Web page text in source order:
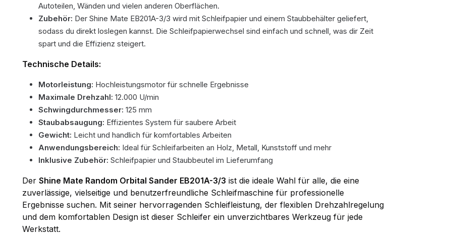
Autoteilen, Wänden und vielen anderen Oberflächen.
Zubehör: Der Shine Mate EB201A-3/3 wird mit Schleifpapier und einem Staubbehälter geliefert,
sodass du direkt loslegen kannst. Die Schleifpapierwechsel sind einfach und schnell, was dir Zeit
spart und die Effizienz steigert.
Technische Details:
Motorleistung: Hochleistungsmotor für schnelle Ergebnisse
Maximale Drehzahl: 12.000 U/min
Schwingdurchmesser: 125 mm
Staubabsaugung: Effizientes System für saubere Arbeit
Gewicht: Leicht und handlich für komfortables Arbeiten
Anwendungsbereich: Ideal für Schleifarbeiten an Holz, Metall, Kunststoff und mehr
Inklusive Zubehör: Schleifpapier und Staubbeutel im Lieferumfang
Der Shine Mate Random Orbital Sander EB201A-3/3 ist die ideale Wahl für alle, die eine
zuverlässige, vielseitige und benutzerfreundliche Schleifmaschine für professionelle
Ergebnisse suchen. Mit seiner hervorragenden Schleifleistung, der flexiblen Drehzahlregelung
und dem komfortablen Design ist dieser Schleifer ein unverzichtbares Werkzeug für jede
Werkstatt.